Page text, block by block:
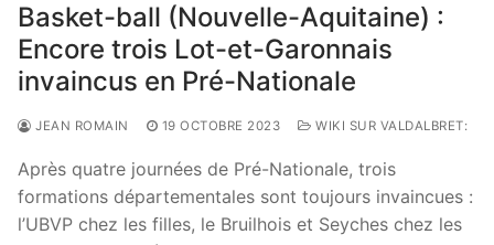
Basket-ball (Nouvelle-Aquitaine) :
Encore trois Lot-et-Garonnais
invaincus en Pré-Nationale
JEAN ROMAIN 19 OCTOBRE 2023 WIKI SUR VALDALBRET:
Après quatre journées de Pré-Nationale, trois
formations départementales sont toujours invaincues :
l’UBVP chez les filles, le Bruilhois et Seyches chez les